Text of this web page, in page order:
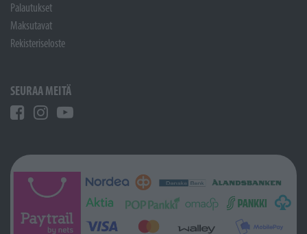
Palautukset
Maksutavat
Rekisteriseloste
SEURAA MEITÄ